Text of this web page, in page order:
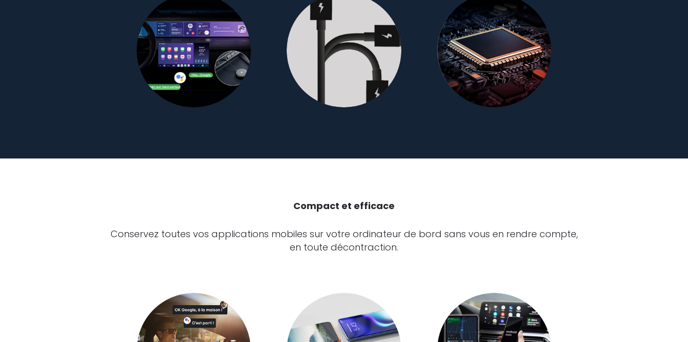
Compact et efficace
Conservez toutes vos applications mobiles sur votre ordinateur de bord sans vous en rendre compte,
en toute décontraction.